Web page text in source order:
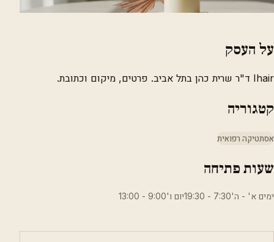
על העסק
Ihair ד"ר שרית כהן בתל אביב. פרטים, מיקום וכתובת.
קטגוריה
אסתטיקה רפואית
שעות פתיחה
ימים א' - ה'7:30 - 19:30יום ו'9:00 - 13:00